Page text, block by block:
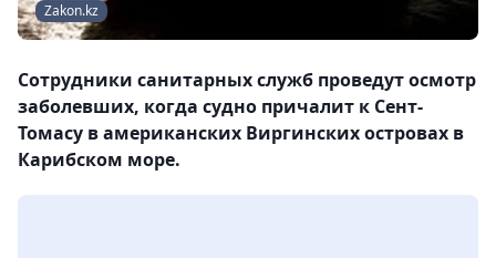
Zakon.kz
Сотрудники санитарных служб проведут осмотр
заболевших, когда судно причалит к Сент-
Томасу в американских Виргинских островах в
Карибском море.